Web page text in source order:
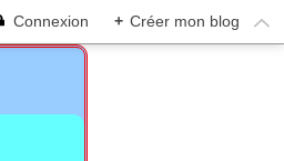
Connexion + Créer mon blog